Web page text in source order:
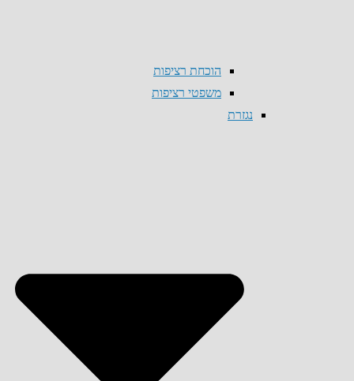
הוכחת רציפות
משפטי רציפות
נגזרת